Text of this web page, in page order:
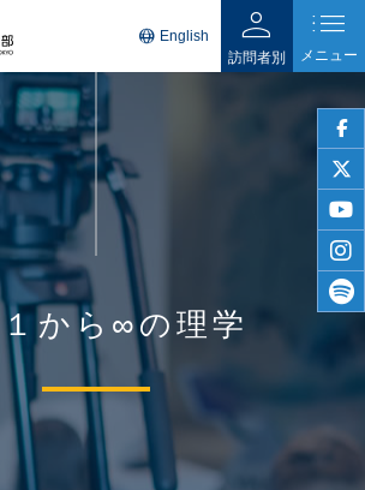
twitter
language English person
訪問者別
list
メニュー
１から∞の理学